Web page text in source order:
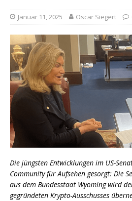
Januar 11, 2025 Oscar Siegert
Die jüngsten Entwicklungen im US-
Community für Aufsehen gesorgt: Die
aus dem Bundesstaat Wyoming wird
gegründeten Krypto-Ausschusses